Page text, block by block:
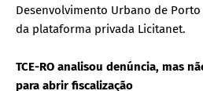
Desenvolvimento Urbano de Porto
da plataforma privada Licitanet.
TCE-RO analisou denúncia, mas
para abrir fiscalização